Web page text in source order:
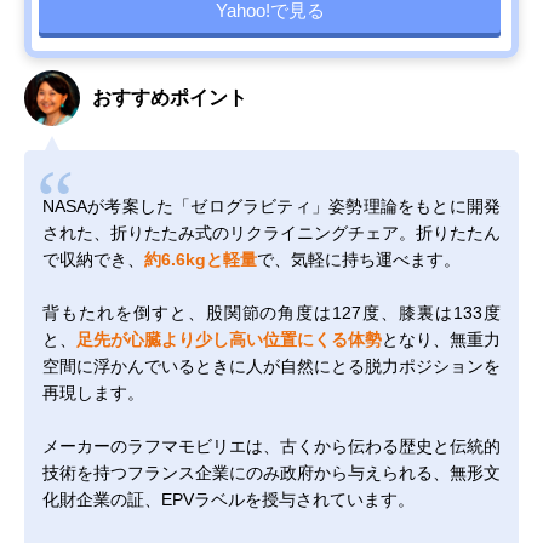
Yahoo!で見る
おすすめポイント
NASAが考案した「ゼログラビティ」姿勢理論をもとに開発
された、折りたたみ式のリクライニングチェア。折りたたん
で収納でき、 約6.6kgと軽量で、気軽に持ち運べます。
背もたれを倒すと、股関節の角度は127度、膝裏は133度
と、
足先が心臓より少し高い位置にくる体勢となり、無重力
空間に浮かんでいるときに人が自然にとる脱力ポジションを
再現します。
メーカーのラフマモビリエは、古くから伝わる歴史と伝統的
技術を持つフランス企業にのみ政府から与えられる、無形文
化財企業の証、EPVラベルを授与されています。